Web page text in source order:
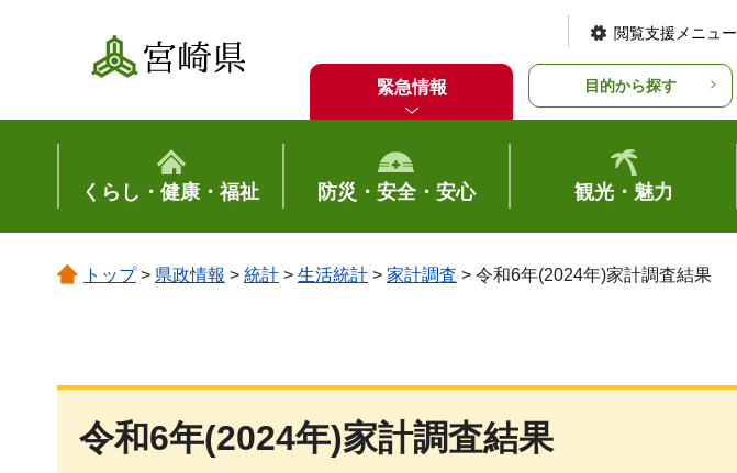
宮崎県
閲覧支援メニュー
緊急情報 目的から探す
くらし・健康・福祉 防災・安全・安心 観光・魅力
トップ> 県政情報 > 統計 > 生活統計 > 家計調査 > 令和6年(2024年)家計調査結果
令和6年(2024年)家計調査結果